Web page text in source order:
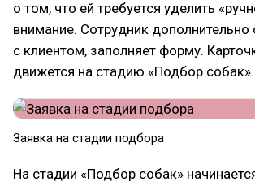
о том, что ей требуется уделить
внимание. Сотрудник дополнительно
с клиентом, заполняет форму.
движется на стадию «Подбор собак».
Заявка на стадии подбора
На стадии «Подбор собак»